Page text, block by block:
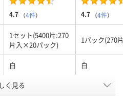
4.7 （4件） 4.7 （4件）
1セット(5400片:270
片入×20パック)
1パック(270
白 白
12.5mm（コンピュ
ータ用紙サイズ）
12.5mm（コ
ータ用紙サイ
く見る